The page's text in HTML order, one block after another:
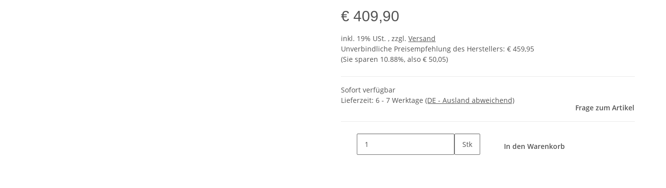
€ 409,90
inkl. 19% USt. , zzgl. Versand
Unverbindliche Preisempfehlung des Herstellers: € 459,95
(Sie sparen 10.88%, also € 50,05)
Sofort verfügbar
Lieferzeit: 6 - 7 Werktage (DE - Ausland abweichend)
Frage zum Artikel
Stk In den Warenkorb